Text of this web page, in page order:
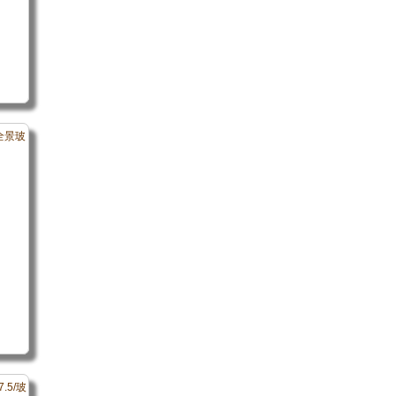
景玻
玻